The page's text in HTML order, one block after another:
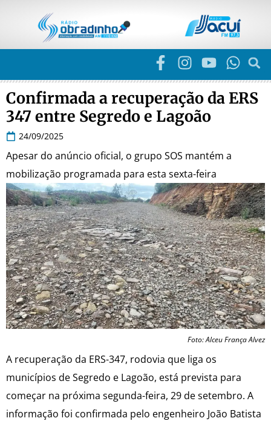
Confirmada a recuperação da ERS
347 entre Segredo e Lagoão
24/09/2025
Apesar do anúncio oficial, o grupo SOS mantém a
mobilização programada para esta sexta-feira
Foto: Alceu França Alvez
A recuperação da ERS-347, rodovia que liga os
municípios de Segredo e Lagoão, está prevista para
começar na próxima segunda-feira, 29 de setembro. A
informação foi confirmada pelo engenheiro João Batista